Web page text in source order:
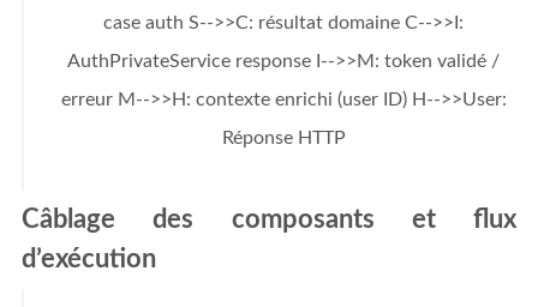
case auth S-->>C: résultat domaine C-->>I:
AuthPrivateService response I-->>M: token validé /
erreur M-->>H: contexte enrichi (user ID) H-->>User:
Réponse HTTP
Câblage des composants et flux
d’exécution